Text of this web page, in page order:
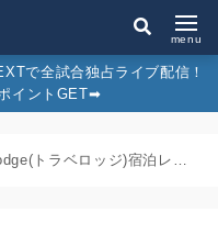
menu
で全試合独占ライブ配信！
イントGET➡︎
【Travelodge(トラベロッジ)宿泊レビュー】実際にイギリスの格安ホテルチェーンに泊まってみて分かった注意点